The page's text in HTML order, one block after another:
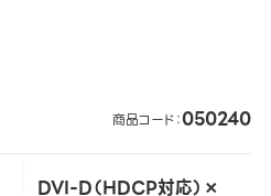
商品コード：050240
DVI-D（HDCP対応）×